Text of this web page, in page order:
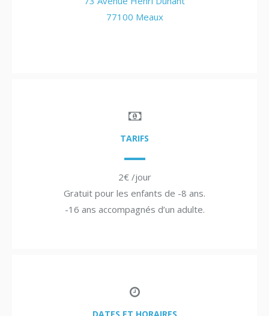
77100 Meaux
TARIFS
2€ /jour
Gratuit pour les enfants de -8 ans.
-16 ans accompagnés d’un adulte.